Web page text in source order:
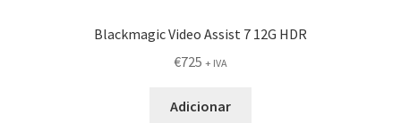
Blackmagic Video Assist 7 12G HDR
€725 + IVA
Adicionar